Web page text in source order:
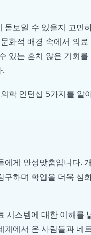
보일 수 있을지 고민
화적 배경 속에서 의료
있는 흔치 않은 기회를
.
학 인턴십 5가지를 알
게 안성맞춤입니다.
하며 학업을 더욱 심
시스템에 대한 이해를
계에서 온 사람들과 네